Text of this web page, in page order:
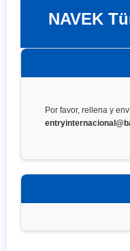
NAVEK
Por favor, rellena y